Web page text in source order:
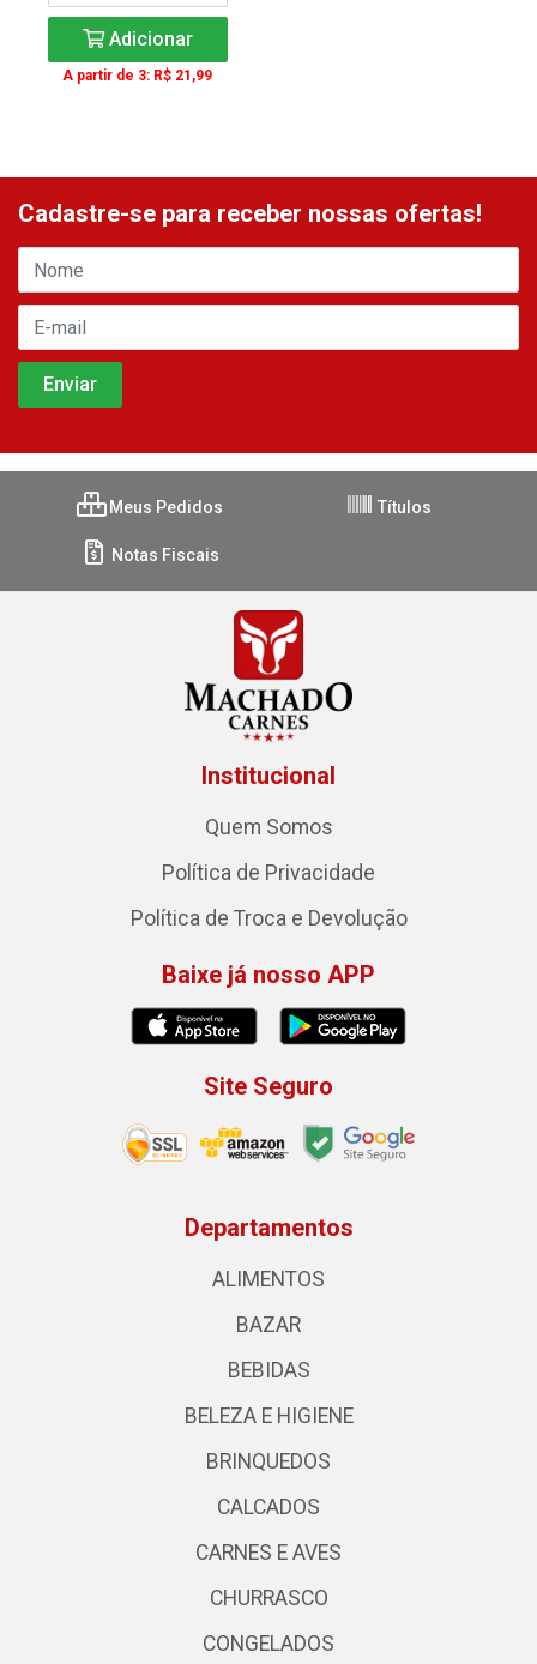
Adicionar
A partir de 3: R$ 21,99
Cadastre-se para receber nossas ofertas!
Meus Pedidos Títulos
Notas Fiscais
Institucional
Quem Somos
Política de Privacidade
Política de Troca e Devolução
Baixe já nosso APP
Site Seguro
Departamentos
ALIMENTOS
BAZAR
BEBIDAS
BELEZA E HIGIENE
BRINQUEDOS
CALCADOS
CARNES E AVES
CHURRASCO
CONGELADOS